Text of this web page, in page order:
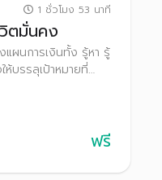
1 ชั่วโมง 53 นาที
ตมั่นคง
แผนการเงินทั้ง รู้หา รู้
ห้บรรลุเป้าหมายที่
ฟรี